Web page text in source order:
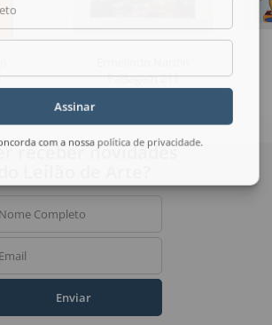
Paisagem 211
Assinar
com a nossa política de privacidade.
receber novidades
Nome Completo
Email
Enviar